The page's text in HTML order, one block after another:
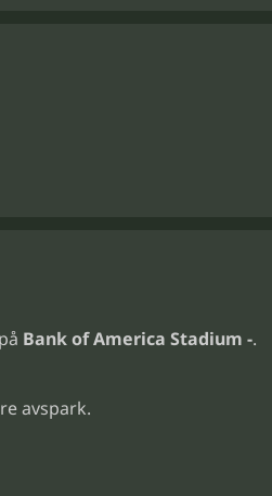
på Bank of America Stadium -.
avspark.